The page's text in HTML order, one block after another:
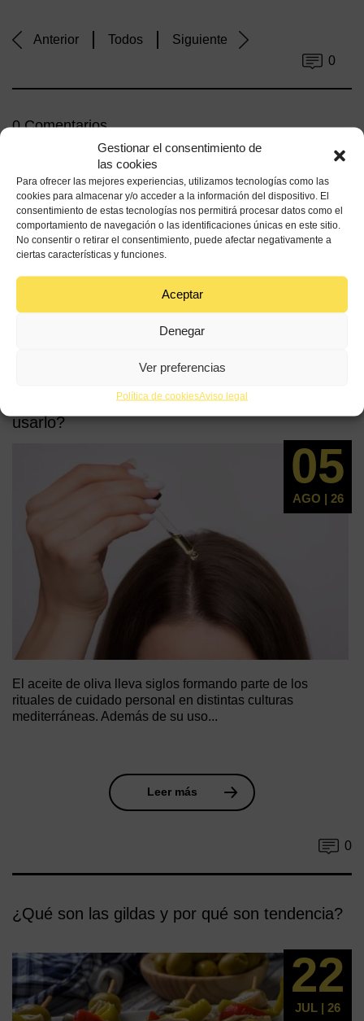
Gestionar el consentimiento de
las cookies
Para ofrecer las mejores experiencias, utilizamos tecnologías como las
cookies para almacenar y/o acceder a la información del dispositivo. El
consentimiento de estas tecnologías nos permitirá procesar datos como el
comportamiento de navegación o las identificaciones únicas en este sitio.
No consentir o retirar el consentimiento, puede afectar negativamente a
ciertas características y funciones.
Aceptar
Denegar
Ver preferencias
Política de cookiesAviso legal
Anterior Todos
Siguiente
0
0 Comentarios
Entradas
relacionadas
Aceite de oliva para el cuero cabelludo ¿cómo
usarlo?
05
AGO | 26
El aceite de oliva lleva siglos formando parte de los
rituales de cuidado personal en distintas culturas
mediterráneas. Además de su uso...
Leer más
0
¿Qué son las gildas y por qué son tendencia?
22
JUL | 26